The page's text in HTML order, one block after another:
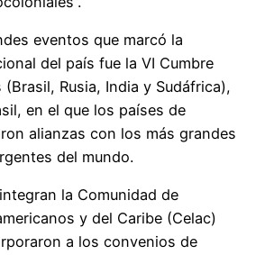
eventos que marcó la
del país fue la VI Cumbre
Rusia, India y Sudáfrica),
en el que los países de
alianzas con los más grandes
del mundo.
la Comunidad de
y del Caribe (Celac)
a los convenios de